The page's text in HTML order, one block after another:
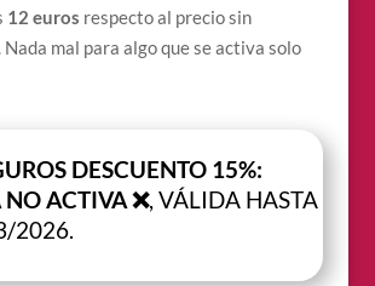
12 euros respecto al precio sin
mal para algo que se activa solo
DESCUENTO 15%:
NO ACTIVA ❌, VÁLIDA HASTA
2026.